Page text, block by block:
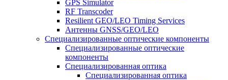
GPS Simulator
RF Transcoder
Resilient GEO/LEO Timing Services
Антенны GNSS/GEO/LEO
Специализированные оптические компоненты
Специализированные оптические
компоненты
Специализированная оптика
Специализированная оптика